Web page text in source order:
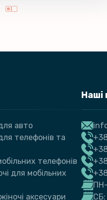
авто
телефонів та
телефонів
для мобільних
аксесуари
Наші
СБ: